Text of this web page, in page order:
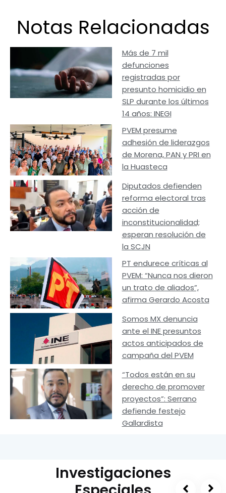
Notas Relacionadas
Más de 7 mil
defunciones
registradas por
presunto homicidio en
SLP durante los últimos
14 años: INEGI
PVEM presume
adhesión de liderazgos
de Morena, PAN y PRI en
la Huasteca
Diputados defienden
reforma electoral tras
acción de
inconstitucionalidad;
esperan resolución de
la SCJN
PT endurece críticas al
PVEM: “Nunca nos dieron
un trato de aliados”,
afirma Gerardo Acosta
Somos MX denuncia
ante el INE presuntos
actos anticipados de
campaña del PVEM
“Todos están en su
derecho de promover
proyectos”: Serrano
defiende festejo
Gallardista
Investigaciones